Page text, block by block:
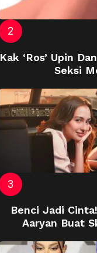
Kak ‘Ros’ Upin
Seksi
Benci Jadi
Aaryan Buat